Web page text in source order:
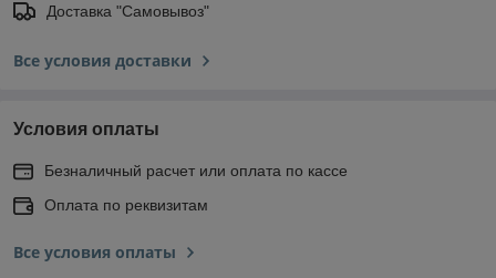
Доставка "Самовывоз"
Все условия доставки
Условия оплаты
Безналичный расчет или оплата по кассе
Оплата по реквизитам
Все условия оплаты